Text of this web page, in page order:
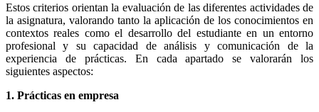
Estos criterios orientan la evaluación de las diferentes actividades de
la asignatura, valorando tanto la aplicación de los conocimientos en
contextos reales como el desarrollo del estudiante en un entorno
profesional y su capacidad de análisis y comunicación de la
experiencia de prácticas. En cada apartado se valorarán los
siguientes aspectos:
1. Prácticas en empresa